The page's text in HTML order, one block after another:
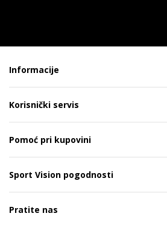
Informacije
Korisnički servis
Pomoć pri kupovini
Sport Vision pogodnosti
Pratite nas